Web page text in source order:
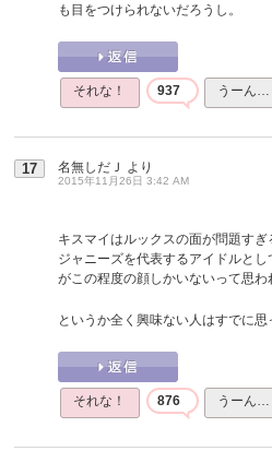
も目をつけられないだろうし。
それな！ 937 うーん…
17 名無しだＪ より
2015年11月26日 3:42 AM
キスマイはルックスの面が問題すぎ
ジャニーズを代表するアイドルと
がこの程度の顔しかいないって思わ
というか全く興味ない人はすでに
それな！ 876 うーん…